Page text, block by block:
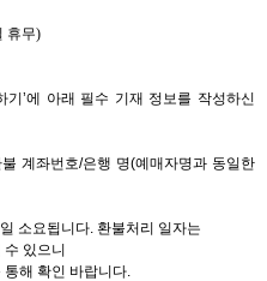
휴무)
기’에 아래 필수 기재 정보를 작성하신
계좌번호/은행 명(예매자명과 동일한
일 소요됩니다. 환불처리 일자는
있으니
해 확인 바랍니다.